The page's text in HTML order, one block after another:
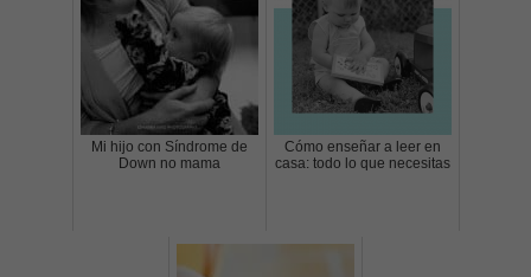
Mi hijo con Síndrome de
Down no mama
Cómo enseñar a leer en
casa: todo lo que necesitas